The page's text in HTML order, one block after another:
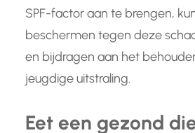
SPF-factor aan te brengen,
beschermen tegen deze
en bijdragen aan het
jeugdige uitstraling.
Eet een gezond